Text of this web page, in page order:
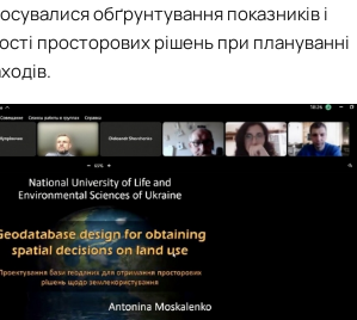
обґрунтування показників і
просторових рішень при плануванні